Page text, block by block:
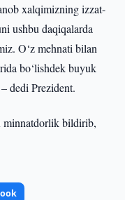
xalqimizning izzat-
ushbu daqiqalarda
O‘z mehnati bilan
bo‘lishdek buyuk
dedi Prezident.
minnatdorlik bildirib,